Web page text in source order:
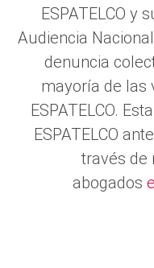
ESPATELCO y
Audiencia
denuncia
mayoría de las
ESPATELCO.
ESPATELCO
través de
abogados